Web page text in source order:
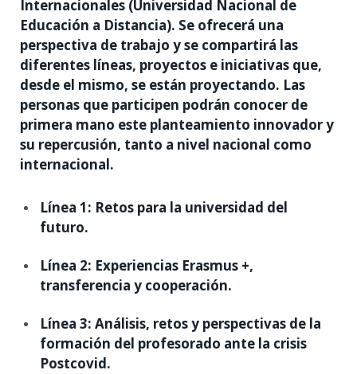
Internacionales (Universidad Nacional de
Educación a Distancia). Se ofrecerá una
perspectiva de trabajo y se compartirá las
diferentes líneas, proyectos e iniciativas que,
desde el mismo, se están proyectando. Las
personas que participen podrán conocer de
primera mano este planteamiento innovador y
su repercusión, tanto a nivel nacional como
internacional.
Línea 1: Retos para la universidad del
futuro.
Línea 2: Experiencias Erasmus +,
transferencia y cooperación.
Línea 3: Análisis, retos y perspectivas de la
formación del profesorado ante la crisis
Postcovid.